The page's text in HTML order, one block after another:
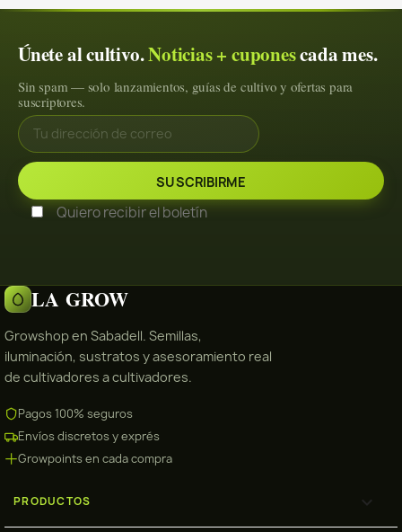
Únete al cultivo.Noticias + cuponescada mes.
Sin spam — solo lanzamientos, guías de cultivo y ofertas para
suscriptores.
Quiero recibir el boletín
LA GROW
Growshop en Sabadell. Semillas,
iluminación, sustratos y asesoramiento real
de cultivadores a cultivadores.
Pagos 100% seguros
Envíos discretos y exprés
Growpoints en cada compra
PRODUCTOS 